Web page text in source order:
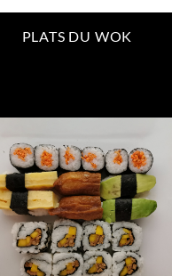
PLATS DU WOK